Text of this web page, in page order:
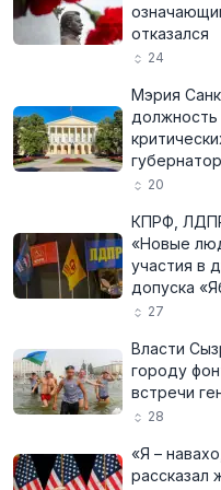
отказался
24
Мэрия
должность
20
КПРФ,
«Новые
участия в
допуска
27
Власти
городу
встречи
28
«Я –
рассказал